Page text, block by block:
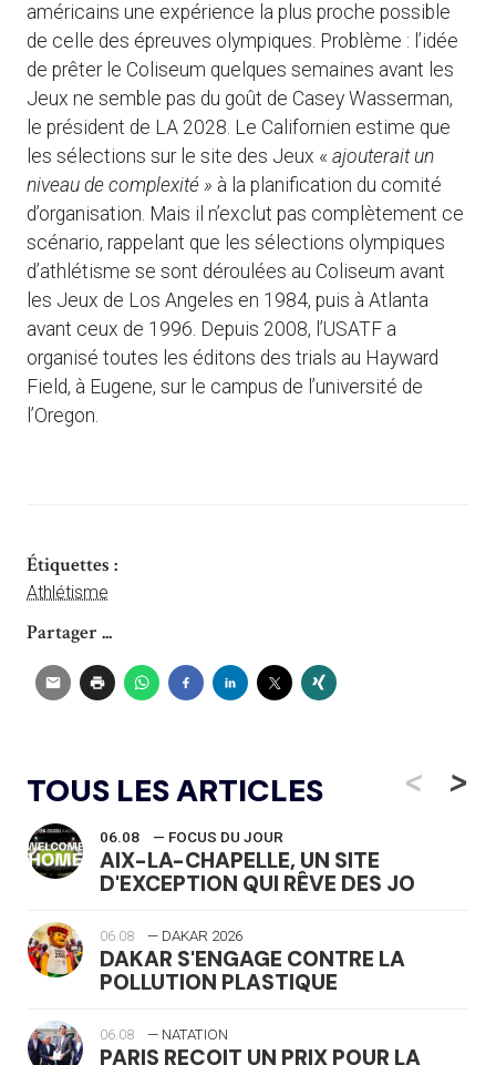
américains une expérience la plus proche possible
de celle des épreuves olympiques. Problème : l’idée
de prêter le Coliseum quelques semaines avant les
Jeux ne semble pas du goût de Casey Wasserman,
le président de LA 2028. Le Californien estime que
les sélections sur le site des Jeux « ajouterait un
niveau de complexité » à la planification du comité
d’organisation. Mais il n’exclut pas complètement ce
scénario, rappelant que les sélections olympiques
d’athlétisme se sont déroulées au Coliseum avant
les Jeux de Los Angeles en 1984, puis à Atlanta
avant ceux de 1996. Depuis 2008, l’USATF a
organisé toutes les éditons des trials au Hayward
Field, à Eugene, sur le campus de l’université de
l’Oregon.
Étiquettes :
Athlétisme
Partager ...
TOUS LES ARTICLES <
06.08 — FOCUS DU JOUR
AIX-LA-CHAPELLE, UN SITE
D'EXCEPTION QUI RÊVE DES JO
06.08 — DAKAR 2026
DAKAR S'ENGAGE CONTRE LA
POLLUTION PLASTIQUE
06.08 — NATATION
PARIS REÇOIT UN PRIX POUR LA
>